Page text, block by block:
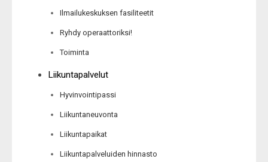
Ilmailukeskuksen fasiliteetit
Ryhdy operaattoriksi!
Toiminta
Liikuntapalvelut
Hyvinvointipassi
Liikuntaneuvonta
Liikuntapaikat
Liikuntapalveluiden hinnasto